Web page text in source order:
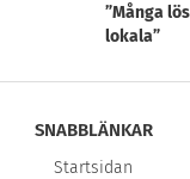
”Många
lokala”
SNABBLÄNKAR
Startsidan